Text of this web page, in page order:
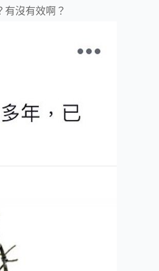
沒有效啊？